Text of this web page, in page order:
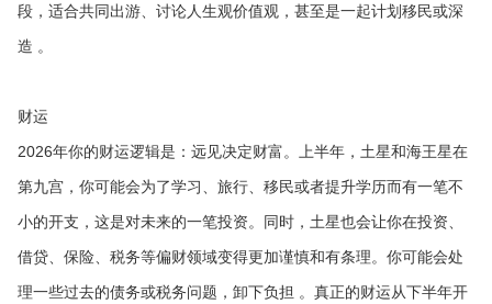
段，适合共同出游、讨论人生观价值观，甚至是一起计划移民或深
造 。
财运
2026年你的财运逻辑是：远见决定财富。上半年，土星和海王星在
第九宫，你可能会为了学习、旅行、移民或者提升学历而有一笔不
小的开支，这是对未来的一笔投资。同时，土星也会让你在投资、
借贷、保险、税务等偏财领域变得更加谨慎和有条理。你可能会处
理一些过去的债务或税务问题，卸下负担 。真正的财运从下半年开